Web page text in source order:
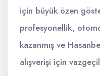
için büyük özen
profesyonellik,
kazanmış ve
alışverişi için